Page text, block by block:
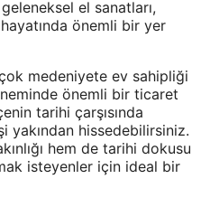
el sanatları,
önemli bir yer
medeniyete ev sahipliği
önemli bir ticaret
tarihi çarşısında
yakından hissedebilirsiniz.
hem de tarihi dokusu
isteyenler için ideal bir